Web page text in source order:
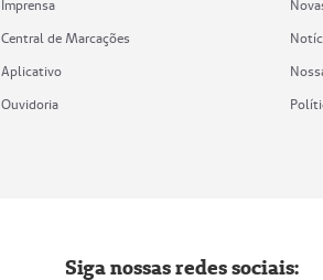
Imprensa
Central de Marcações
Aplicativo
Ouvidoria
Siga nossas redes sociais: